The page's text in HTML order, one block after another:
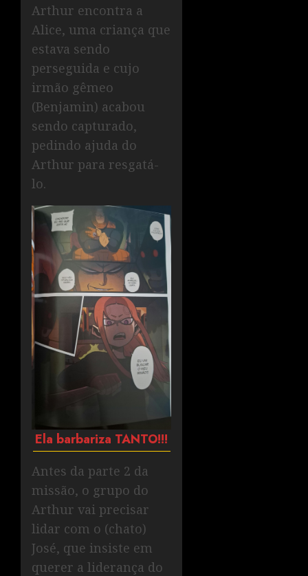
Arthur encontra a
Alice, uma criança que
estava sendo
perseguida e cujo
irmão gêmeo
(Benjamin) acabou
sendo capturado,
pedindo ajuda do
Arthur para resgatá-
lo.
Ela barbariza TANTO!!!
Antes da parte 2 da
missão, o grupo do
Arthur vai precisar
lidar com o (chato)
José, que insiste em
querer a liderança do